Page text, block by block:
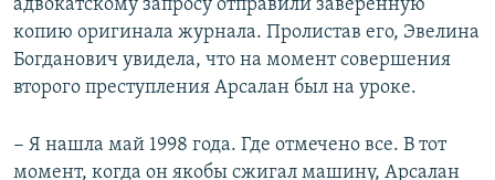
адвокатскому запросу отправили заверенную
копию оригинала журнала. Пролистав его, Эвелина
Богданович увидела, что на момент совершения
второго преступления Арсалан был на уроке.
− Я нашла май 1998 года. Где отмечено все. В тот
момент, когда он якобы сжигал машину, Арсалан